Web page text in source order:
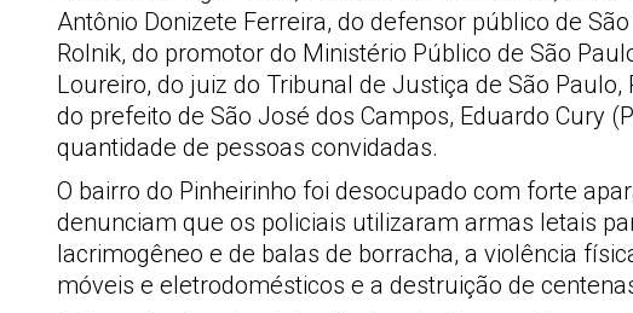
Antônio Donizete Ferreira, do defensor público de
Rolnik, do promotor do Ministério Público de São
Loureiro, do juiz do Tribunal de Justiça de São
do prefeito de São José dos Campos, Eduardo Cury
quantidade de pessoas convidadas.
O bairro do Pinheirinho foi desocupado com forte
denunciam que os policiais utilizaram armas letais
lacrimogêneo e de balas de borracha, a violência
móveis e eletrodomésticos e a destruição de